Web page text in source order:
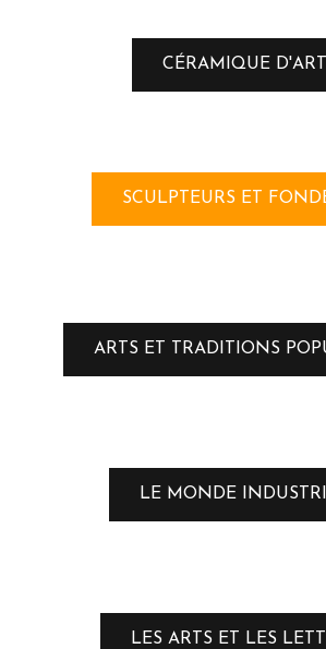
CÉRAMIQUE D'ART
SCULPTEURS ET
ARTS ET TRADITIONS
LE MONDE
LES ARTS ET LES